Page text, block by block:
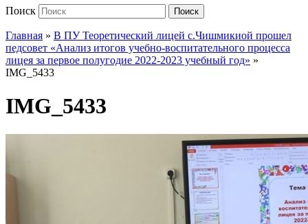
Поиск Поиск
Главная » В ПУ Теоретический лицей с.Чишмикиой прошел
педсовет «Анализ итогов учебно-воспитательного процесса
лицея за первое полугодие 2022-2023 учебный год» »
IMG_5433
IMG_5433